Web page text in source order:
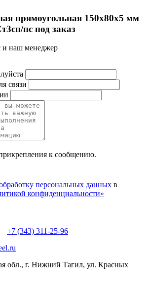
прямоугольная 150x80x5 мм
пс под заказ
и наш менеджер
связи
к сообщению.
персональных данных в
конфиденциальности»
+7 (343) 311-25-96
обл., г. Нижний Тагил, ул. Красных